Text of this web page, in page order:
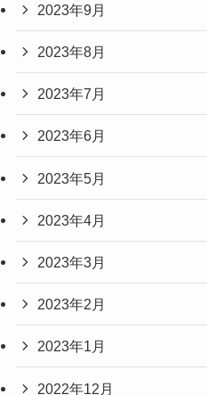
2023年9月
2023年8月
2023年7月
2023年6月
2023年5月
2023年4月
2023年3月
2023年2月
2023年1月
2022年12月